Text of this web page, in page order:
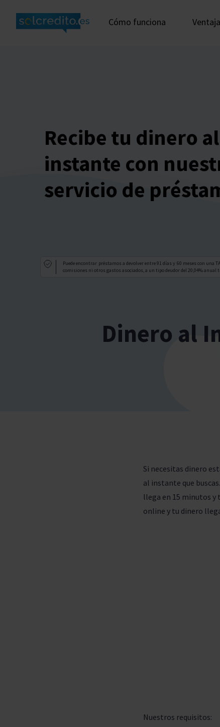
Cómo funciona
Recibe tu dinero al
instante con
servicio de
Puede encontrar préstamos a devolver entre 91 días y 60 meses con una
comisiones ni otros gastos asociados, a un tipo deudor del 20,04% anual
Dinero al
Si necesitas dinero
al instante que
llega en 15 minutos y
online y tu dinero
Nuestros requisitos: